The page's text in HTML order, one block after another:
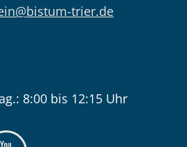
trier.de
8:00 bis 12:15 Uhr